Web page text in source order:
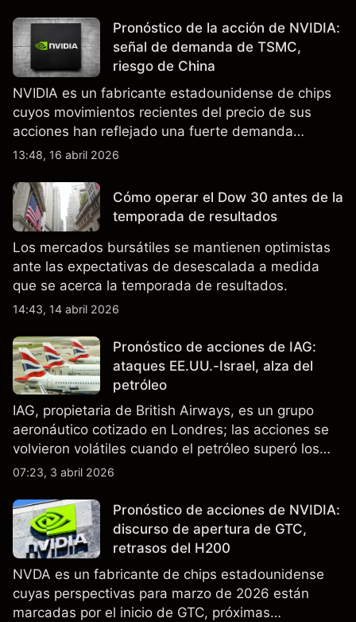
Pronóstico de la acción de NVIDIA:
señal de demanda de TSMC,
riesgo de China
NVIDIA es un fabricante estadounidense de chips
cuyos movimientos recientes del precio de sus
acciones han reflejado una fuerte demanda
relacionada con la IA, ingresos trimestrales récord
de exportación de EE.UU. que afectan las ventas
en China.
13:48, 16 abril 2026
Cómo operar el Dow 30 antes de la
temporada de resultados
Los mercados bursátiles se mantienen optimistas
ante las expectativas de desescalada a medida
que se acerca la temporada de resultados.
14:43, 14 abril 2026
Pronóstico de acciones de IAG:
ataques EE.UU.-Israel, alza del
petróleo
IAG, propietaria de British Airways, es un grupo
aeronáutico cotizado en Londres; las acciones se
volvieron volátiles cuando el petróleo superó los
$105 y los cierres del espacio aéreo de Oriente
no es un indicador fiable de resultados futuros..
07:23, 3 abril 2026
Pronóstico de acciones de NVIDIA:
discurso de apertura de GTC,
retrasos del H200
NVDA es un fabricante de chips estadounidense
cuyas perspectivas para marzo de 2026 están
marcadas por el inicio de GTC, próximas